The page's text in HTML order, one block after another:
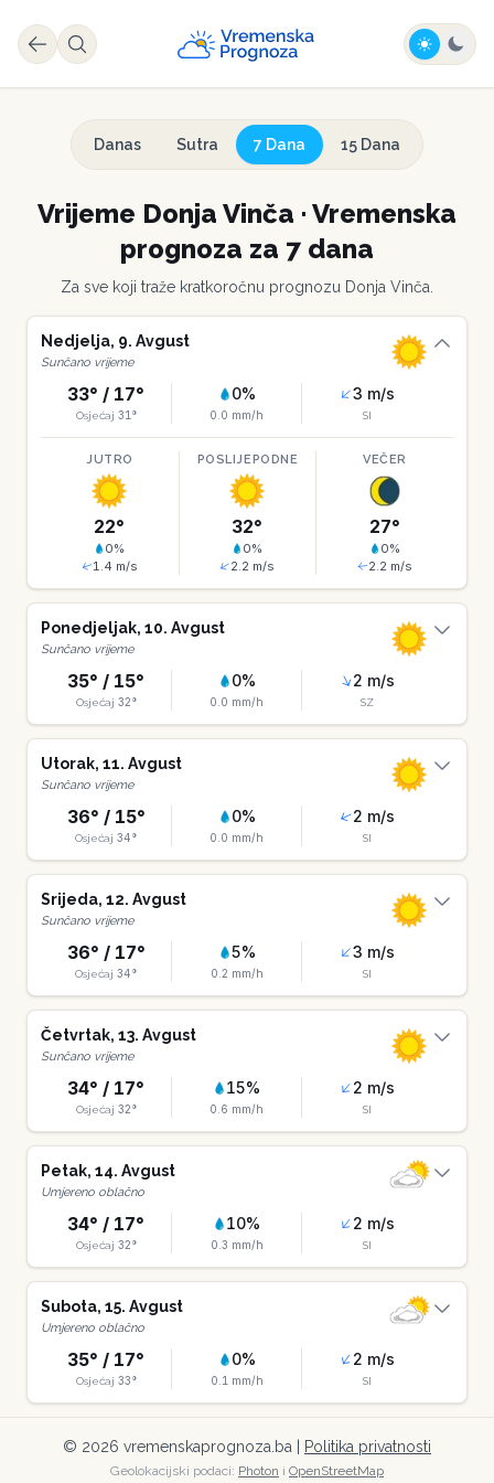
Danas Sutra 7 Dana 15 Dana
Vrijeme Donja Vinča · Vremenska
prognoza za 7 dana
Za sve koji traže kratkoročnu prognozu Donja Vinča
Nedjelja, 9. Avgust
Sunčano vrijeme
33° / 17°
Osjećaj 31 °
0%
0.0 mm/h
3 m/s
SI
JUTRO
22°
0%
1.4 m/s
POSLIJEPODNE
32°
0%
2.2 m/s
VEČER
27°
0%
2.2 m/s
Ponedjeljak, 10. Avgust
Sunčano vrijeme
35° / 15°
Osjećaj 32°
0%
0.0 mm/h
2 m/s
SZ
Utorak, 11. Avgust
Sunčano vrijeme
36° / 15°
Osjećaj 34°
0%
0.0 mm/h
2 m/s
SI
Srijeda, 12. Avgust
Sunčano vrijeme
36° / 17°
Osjećaj 34°
5%
0.2 mm/h
3 m/s
SI
Četvrtak, 13. Avgust
Sunčano vrijeme
34° / 17°
Osjećaj 32°
15%
0.6 mm/h
2 m/s
SI
Petak, 14. Avgust
Umjereno oblačno
34° / 17°
Osjećaj 32°
10%
0.3 mm/h
2 m/s
SI
Subota, 15. Avgust
Umjereno oblačno
35° / 17°
Osjećaj 33°
0%
0.1 mm/h
2 m/s
SI
© 2026 vremenskaprognoza.ba | Politika privatnosti
Geolokacijski podaci: Photon i OpenStreetMap